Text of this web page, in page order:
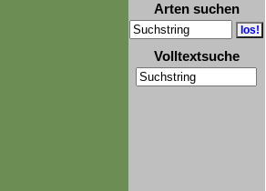
Arten suchen
Volltextsuche